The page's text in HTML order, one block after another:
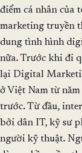
điểm cá nhân của
marketing truyền
dung tình hình
nữa. Trước khi đi
lại Digital
ở Việt Nam từ
trước. Từ đầu,
bởi dân IT, kỹ sư
người kỹ thuật.